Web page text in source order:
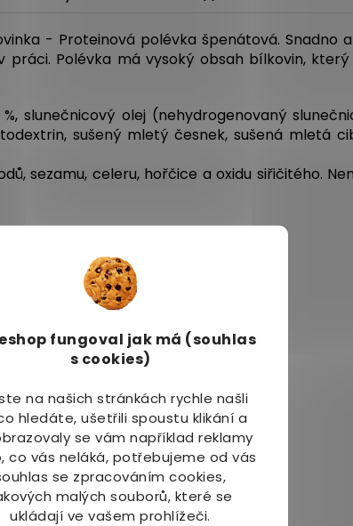
fungoval jak má (souhlas
s cookies)
na našich stránkách rychle našli
hledáte, ušetřili spoustu klikání a
se vám například reklamy
co vás neláká, potřebujeme od vás
se zpracováním cookies,
malých souborů, které se
ukládají ve vašem prohlížeči.
- Proteinová polévka špenátová. Snadno
Polévka má vysoký obsah bílkovin,
slunečnicový olej (nehydrogenovaný
sušený mletý česnek, sušená mletá
sezamu, celeru, hořčice a oxidu siřičitého.